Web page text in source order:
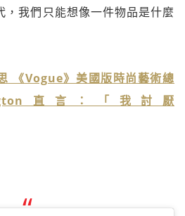
我們只能想像一件物品是什麼
《Vogue》美國版時尚藝術總
直言：「我討厭